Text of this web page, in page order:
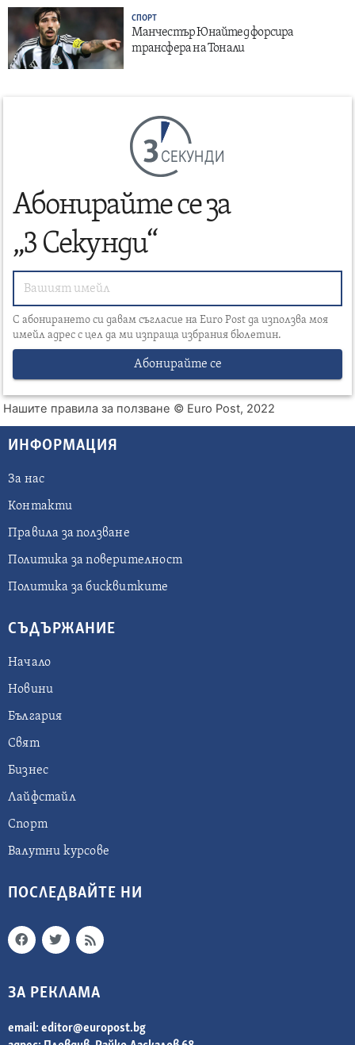
СПОРТ
Манчестър Юнайтед форсира
трансфера на Тонали
СЕКУНДИ
Абонирайте се за
„3 Секунди“
С абонирането си давам съгласие на Euro Post да използва моя
имейл адрес с цел да ми изпраща избрания бюлетин.
Абонирайте се
Нашите правила за ползване © Euro Post, 2022
ИНФОРМАЦИЯ
За нас
Контакти
Правила за ползване
Политика за поверителност
Политика за бисквитките
СЪДЪРЖАНИЕ
Начало
Новини
България
Свят
Бизнес
Лайфстайл
Спорт
Валутни курсове
ПОСЛЕДВАЙТЕ НИ
ЗА РЕКЛАМА
email: editor@europost.bg